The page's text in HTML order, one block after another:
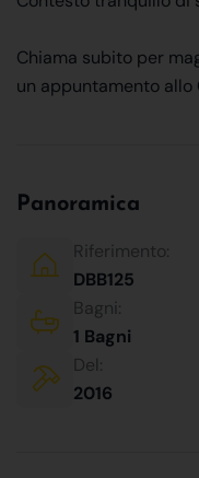
Chiama subito per
un appuntamento
Panoramica
Riferimento:
DBB125
Bagni:
1 Bagni
Del:
2016